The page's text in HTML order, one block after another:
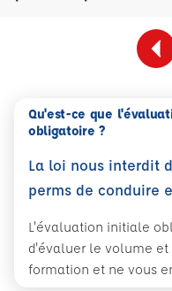
Qu'est-ce que
obligatoire ?
La loi nous interdit
perms de conduire
L'évaluation initiale
d'évaluer le volume
formation et ne vous